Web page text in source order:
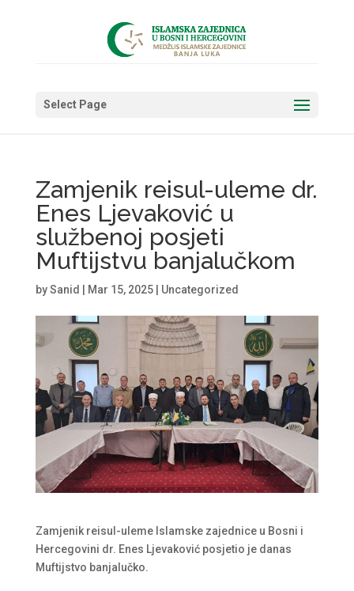
Select Page
Zamjenik reisul-uleme dr.
Enes Ljevaković u
službenoj posjeti
Muftijstvu banjalučkom
bySanid Mar 15, 2025| Uncategorized
Zamjenik reisul-uleme Islamske zajednice u Bosni i
Hercegovini dr. Enes Ljevaković posjetio je danas
Muftijstvo banjalučko.